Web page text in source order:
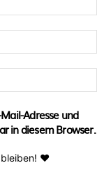
Adresse und
in diesem Browser.
bleiben! ♥